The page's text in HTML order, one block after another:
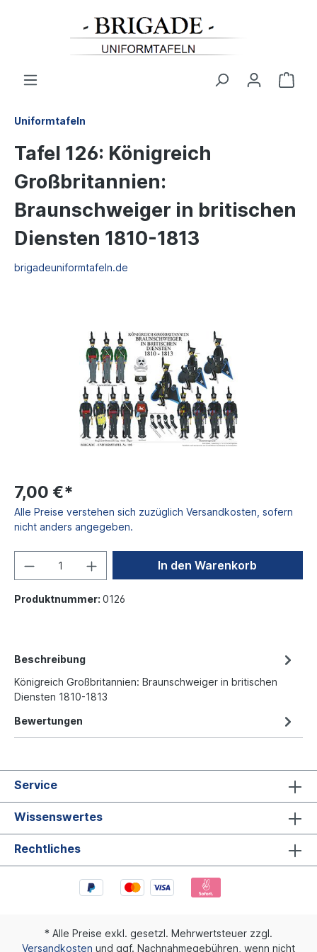
Uniformtafeln
Tafel 126: Königreich
Großbritannien:
Braunschweiger in britischen
Diensten 1810-1813
brigadeuniformtafeln.de
7,00 €*
Alle Preise verstehen sich zuzüglich Versandkosten, sofern
nicht anders angegeben.
In den Warenkorb
Produktnummer: 0126
Beschreibung
Königreich Großbritannien: Braunschweiger in britischen
Diensten 1810-1813
Bewertungen
Service
Wissenswertes
Rechtliches
* Alle Preise exkl. gesetzl. Mehrwertsteuer zzgl.
Versandkosten und ggf. Nachnahmegebühren, wenn nicht